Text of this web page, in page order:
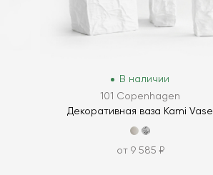
В наличии
101 Copenhagen
Декоративная ваза Kami Vase
от 9 585 ₽